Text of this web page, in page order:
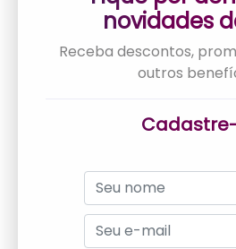
novidades
Receba descontos,
outros